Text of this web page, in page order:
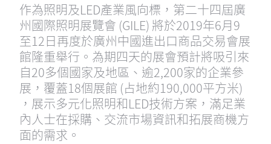
作為照明及LED產業風向標，第二十四屆廣
州國際照明展覽會 (GILE) 將於2019年6月9
至12日再度於廣州中國進出口商品交易會展
館隆重舉行。為期四天的展會預計將吸引來
自20多個國家及地區、逾2,200家的企業參
展，覆蓋18個展館 (占地約190,000平方米)
，展示多元化照明和LED技術方案，滿足業
內人士在採購、交流市場資訊和拓展商機方
面的需求。